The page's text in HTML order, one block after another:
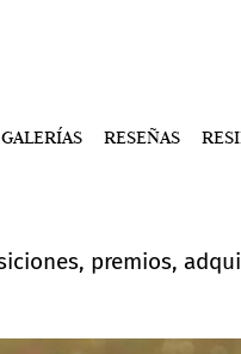
GALERÍAS RESEÑAS
premios,